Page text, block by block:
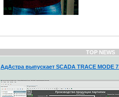
TOP NEWS
АдАстра выпускает SCADA TRACE MODE